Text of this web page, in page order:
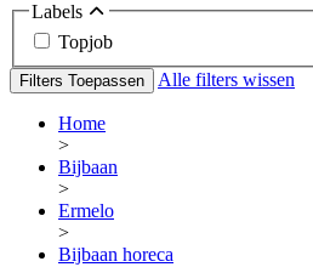
Labels
Topjob
Filters Toepassen Alle filters wissen
Home
>
Bijbaan
>
Ermelo
>
Bijbaan horeca